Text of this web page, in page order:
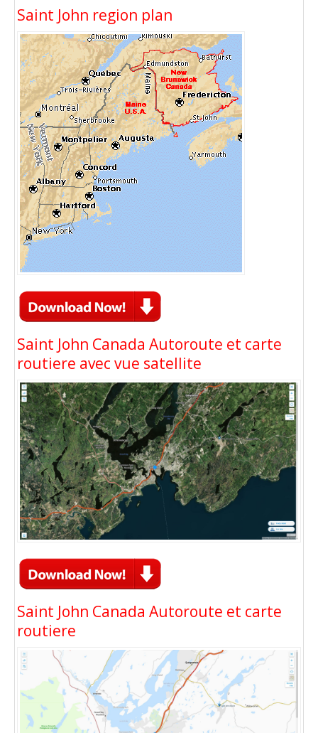
Saint John region plan
Saint John Canada Autoroute et carte
routiere avec vue satellite
Saint John Canada Autoroute et carte
routiere